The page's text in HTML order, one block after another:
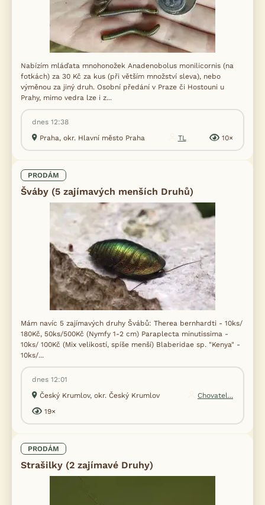
Nabízím mláďata mnohonožek Anadenobolus monilicornis (na
fotkách) za 30 Kč za kus (při větším množství sleva), nebo
výměnou za jiný druh. Osobní předání v Praze či Hostouni u
Prahy, mimo vedra lze i z...
dnes 12:38
Praha, okr. Hlavní město Praha
TL 10×
PRODÁM
Šváby (5 zajímavých menších Druhů)
Mám navíc 5 zajímavých druhy Švábů: Therea bernhardti - 10ks/
180Kč, 50ks/500Kč (Nymfy 1-2 cm) Paraplecta minutissima -
10ks/ 100Kč (Mix velikostí, spíše menší) Blaberidae sp. "Kenya" -
10ks/...
dnes 12:01
Český Krumlov, okr. Český Krumlov
Chovatel...
19×
PRODÁM
Strašilky (2 zajímavé Druhy)